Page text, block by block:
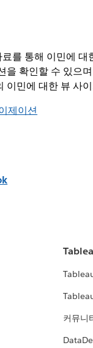
를 통해 이민에
확인할 수 있으
이민에 대한 뷰 사
커뮤니